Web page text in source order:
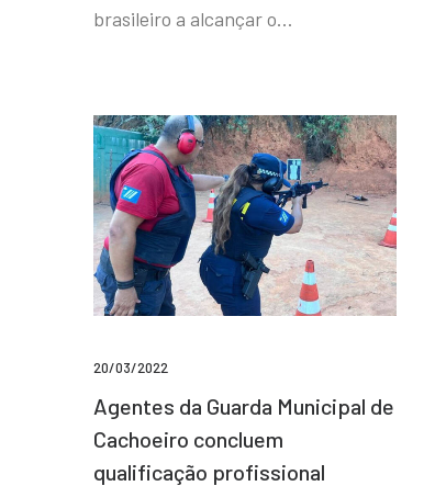
brasileiro a alcançar o…
20/03/2022
Agentes da Guarda Municipal de
Cachoeiro concluem
qualificação profissional